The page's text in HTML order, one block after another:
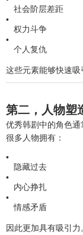
社会阶层差距
权力斗争
个人复仇
这些元素能够快速吸
第二，人物塑
优秀韩剧中的角色通
很多人物拥有：
隐藏过去
内心挣扎
情感矛盾
因此更加具有吸引力